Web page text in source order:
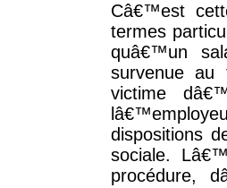
Câ€™est
termes
quâ€™un
survenue
victime
dispositions
sociale.
procédure,